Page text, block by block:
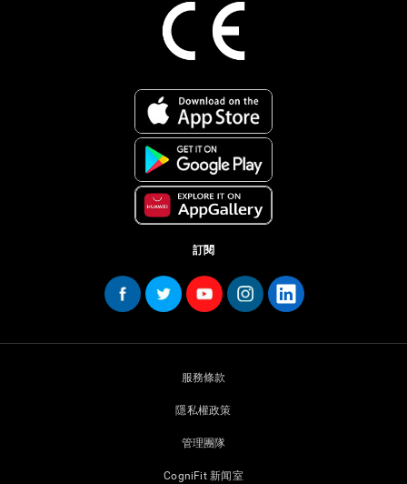
訂閱
服務條款
隱私權政策
管理團隊
CogniFit 新闻室